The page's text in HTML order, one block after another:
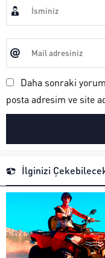
Daha sonraki
posta adresim ve site
İlginizi